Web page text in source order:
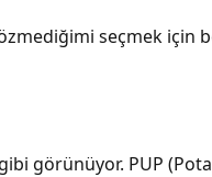
seçmek için
görünüyor. PUP